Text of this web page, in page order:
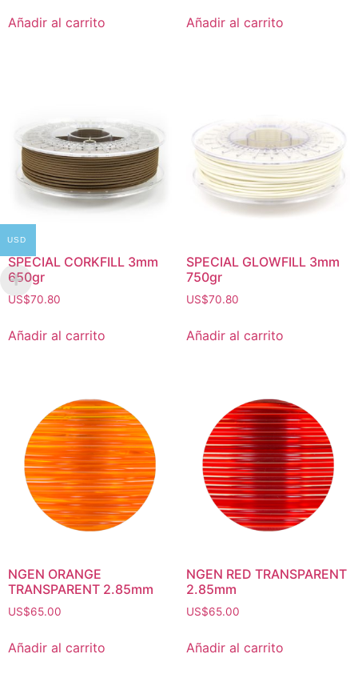
Añadir al carrito Añadir al carrito
SPECIAL CORKFILL 3mm
650gr
US$70.80
Añadir al carrito
SPECIAL GLOWFILL 3mm
750gr
US$70.80
Añadir al carrito
NGEN ORANGE
TRANSPARENT 2.85mm
US$65.00
Añadir al carrito
NGEN RED TRANSPARENT
2.85mm
US$65.00
Añadir al carrito
USD